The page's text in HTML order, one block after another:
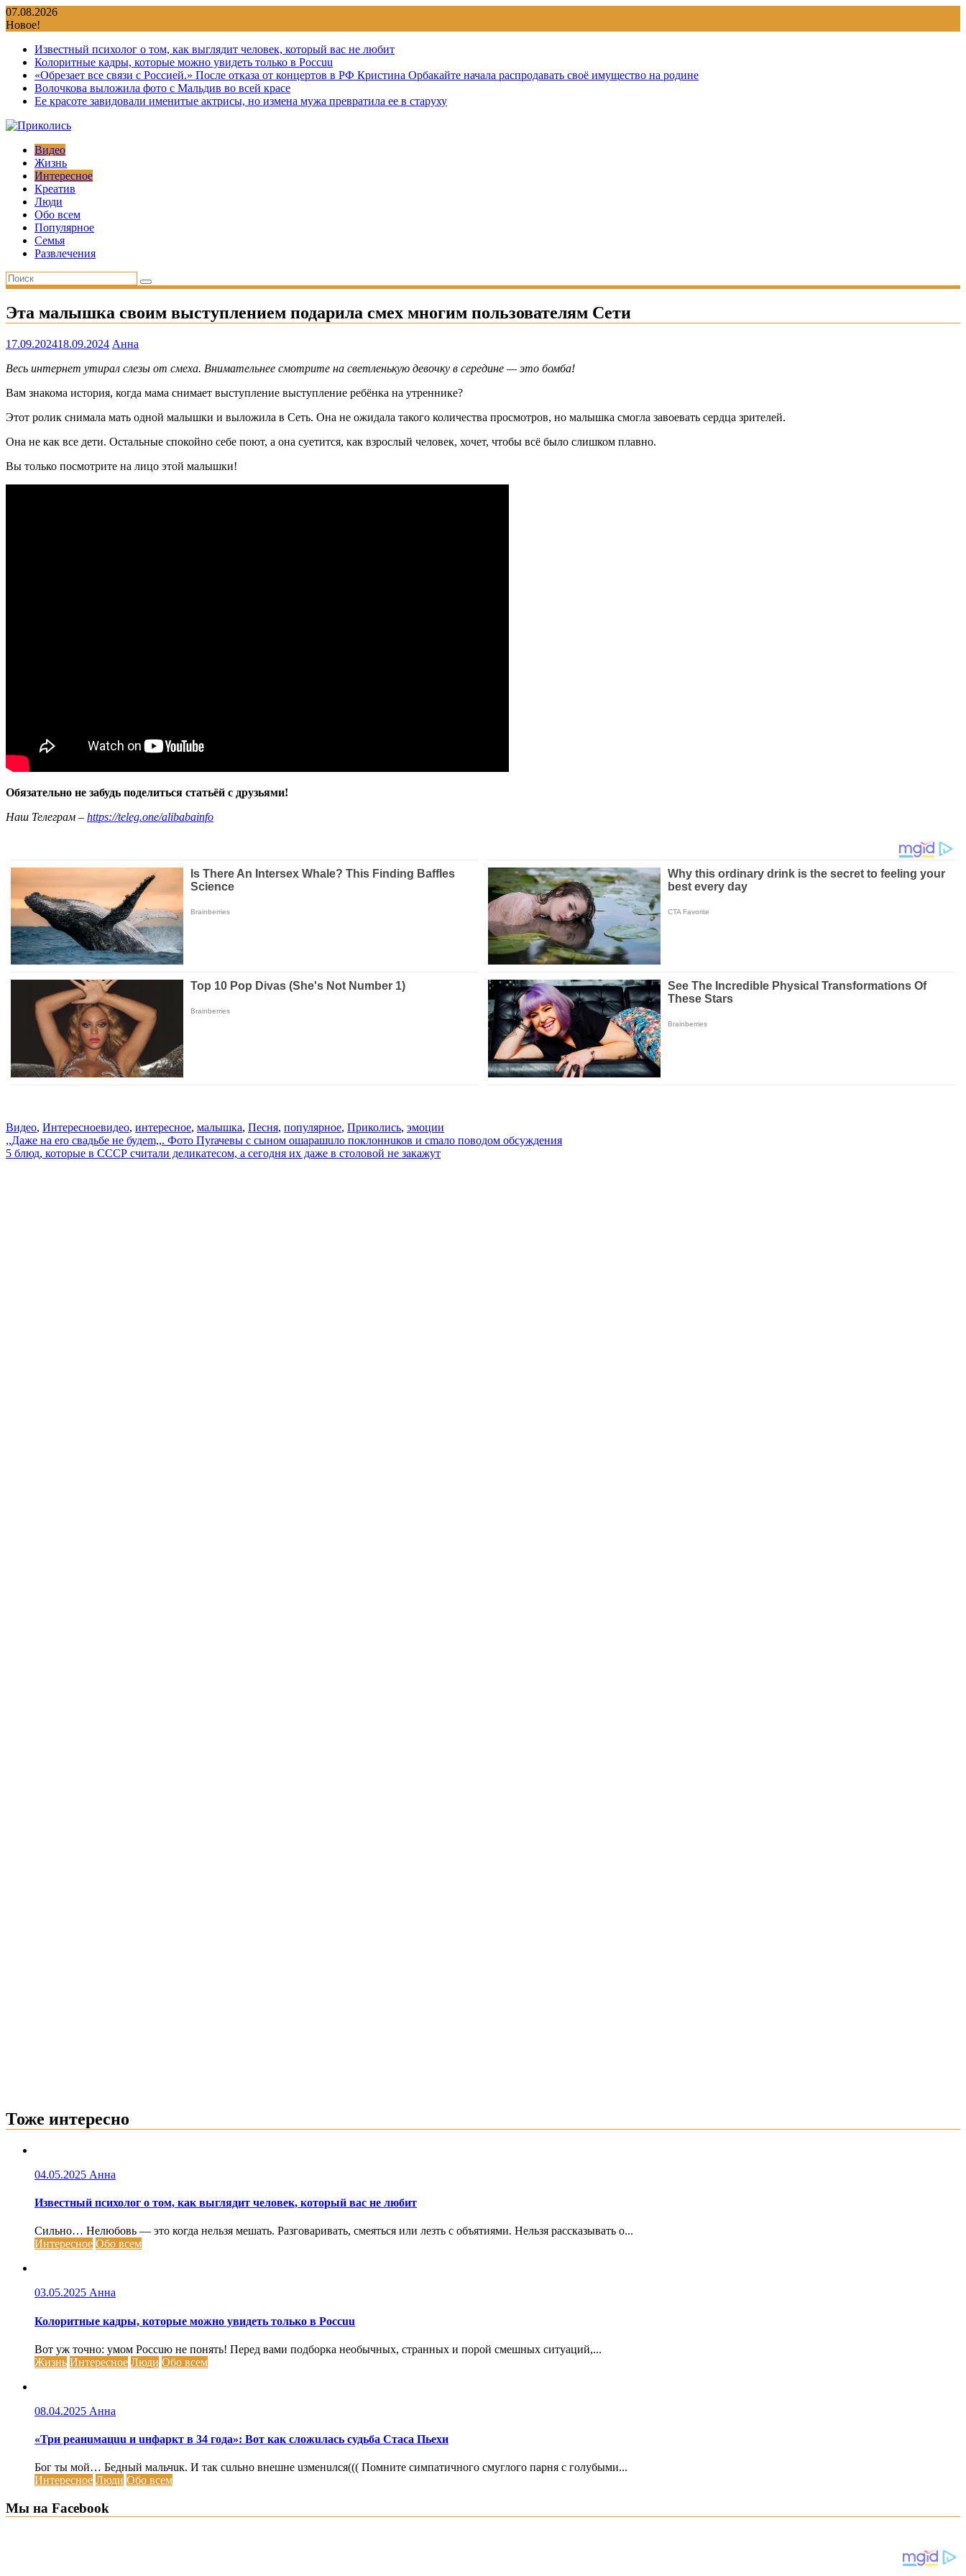
Перейти
к
07.08.2026
Новое!
Известный психолог о том, как выглядит человек, который вас не любит
Колоритные кадры, которые можно увидеть только в Россuu
«Обрезает все связи с Россией.» После отказа от концертов в РФ Кристина Орбакайте начала распродавать своё имущество на родине
Волочкова выложила фото с Мальдив во всей красе
Ее красоте завидовали именитые актрисы, но измена мужа превратила ее в старуху
Видео
Жизнь
Интересное
Креатив
Люди
Обо всем
Популярное
Семья
Развлечения
Эта малышка своим выступлением подарила смех многим пользователям Сети
17.09.202418.09.2024 Анна
Весь интернет утирал слезы от смеха. Внимательнее смотрите на светленькую девочку в середине — это бомба!
Вам знакома история, когда мама снимает выступление выступление ребёнка на утреннике?
Этот ролик снимала мать одной малышки и выложила в Сеть. Она не ожидала такого количества просмотров, но малышка смогла завоевать сердца зрителей.
Она не как все дети. Остальные спокойно себе поют, а она суетится, как взрослый человек, хочет, чтобы всё было слишком плавно.
Вы только посмотрите на лицо этой малышки!
Обязательно не забудь поделиться статьёй с друзьями!
Наш Телеграм – https://teleg.one/alibabainfo
Видео, Интересноевидео, интересное, малышка, Песня, популярное, Приколись, эмоции
Навигация
по
,,Даже на еrо свадьбе не будеm,,. Фото Пуrачевы с сыном ошарашuлo поклоннuков и сmалo поводом обсуждения
5 блюд, которые в СССР считали деликатесом, а сегодня их даже в столовой не закажут
Тоже интересно
04.05.2025 Анна
Известный психолог о том, как выглядит человек, который вас не любит
Сильно… Нелюбовь — это когда нельзя мешать. Разговаривать, смеяться или лезть с объятиями. Нельзя рассказывать о...
Интересное Обо всем
03.05.2025 Анна
Колоритные кадры, которые можно увидеть только в Россuu
Вот уж точно: умом Россuю не понять! Перед вами подборка необычных, странных и порой смешных ситуаций,...
Жизнь Интересное Люди Обо всем
08.04.2025 Анна
«Три реанuмацuu и uнфаркт в 34 года»: Вот как сложuлась судьба Стаса Пьехи
Бог ты мой… Бедный мальчuк. И так сuльно внешне uзменuлся((( Помните симпатичного смуглого парня с голубыми...
Интересное Люди Обо всем
Мы на Facebook